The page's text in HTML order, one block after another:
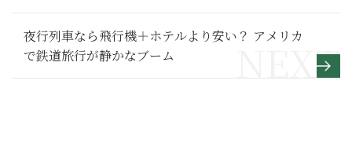
薬辞典】
夜行列車なら飛行機＋ホテルより安い？ アメリカ
で鉄道旅行が静かなブーム